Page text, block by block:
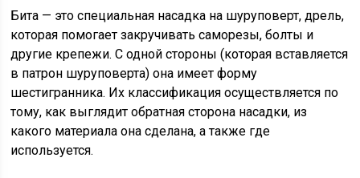
Бита — это специальная насадка на шуруповерт, дрель,
которая помогает закручивать саморезы, болты и
другие крепежи. С одной стороны (которая вставляется
в патрон шуруповерта) она имеет форму
шестигранника. Их классификация осуществляется по
тому, как выглядит обратная сторона насадки, из
какого материала она сделана, а также где
используется.